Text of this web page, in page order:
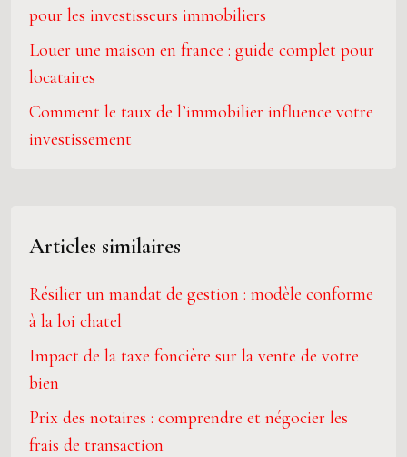
pour les investisseurs immobiliers
Louer une maison en france : guide complet pour
locataires
Comment le taux de l’immobilier influence votre
investissement
Articles similaires
Résilier un mandat de gestion : modèle conforme
à la loi chatel
Impact de la taxe foncière sur la vente de votre
bien
Prix des notaires : comprendre et négocier les
frais de transaction